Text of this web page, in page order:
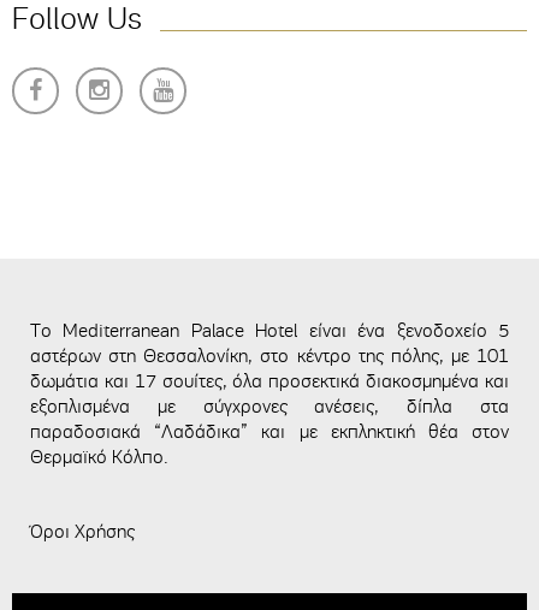
Follow Us
Το Mediterranean Palace Hotel είναι ένα ξενοδοχείο 5
αστέρων στη Θεσσαλονίκη, στο κέντρο της πόλης, με 101
δωμάτια και 17 σουίτες, όλα προσεκτικά διακοσμημένα και
εξοπλισμένα με σύγχρονες ανέσεις, δίπλα στα
παραδοσιακά “Λαδάδικα” και με εκπληκτική θέα στον
Θερμαϊκό Κόλπο.
Όροι Χρήσης